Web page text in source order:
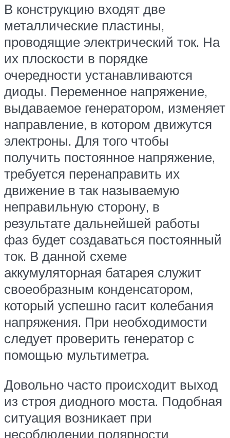
В конструкцию входят две
металлические пластины,
проводящие электрический ток. На
их плоскости в порядке
очередности устанавливаются
диоды. Переменное напряжение,
выдаваемое генератором, изменяет
направление, в котором движутся
электроны. Для того чтобы
получить постоянное напряжение,
требуется перенаправить их
движение в так называемую
неправильную сторону, в
результате дальнейшей работы
фаз будет создаваться постоянный
ток. В данной схеме
аккумуляторная батарея служит
своеобразным конденсатором,
который успешно гасит колебания
напряжения. При необходимости
следует проверить генератор с
помощью мультиметра.
Довольно часто происходит выход
из строя диодного моста. Подобная
ситуация возникает при
несоблюдении полярности